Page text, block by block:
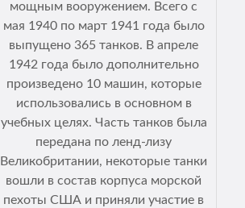
мощным вооружением. Всего с
мая 1940 по март 1941 года было
выпущено 365 танков. В апреле
1942 года было дополнительно
произведено 10 машин, которые
использовались в основном в
учебных целях. Часть танков была
передана по ленд-лизу
Великобритании, некоторые танки
вошли в состав корпуса морской
пехоты США и приняли участие в